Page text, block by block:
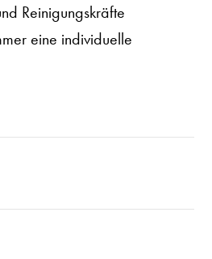
Reinigungskräfte
eine individuelle